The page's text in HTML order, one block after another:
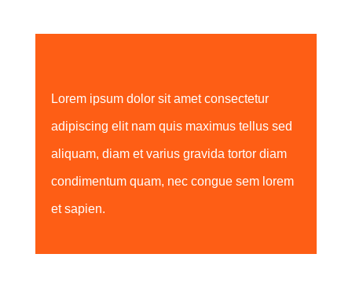
Lorem ipsum dolor sit amet consectetur
adipiscing elit nam quis maximus tellus sed
aliquam, diam et varius gravida tortor diam
condimentum quam, nec congue sem lorem
et sapien.